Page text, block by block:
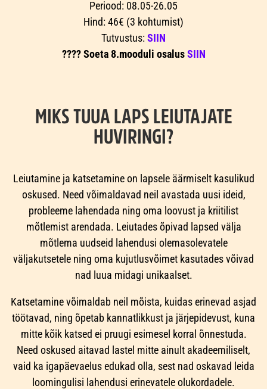
Periood: 08.05-26.05
Hind: 46€ (3 kohtumist)
Tutvustus:SIIN
???? Soeta 8.mooduli osalusSIIN
MIKS TUUA LAPS LEIUTAJATE
HUVIRINGI?
Leiutamine ja katsetamine on lapsele äärmiselt kasulikud
oskused. Need võimaldavad neil avastada uusi ideid,
probleeme lahendada ning oma loovust ja kriitilist
mõtlemist arendada. Leiutades õpivad lapsed välja
mõtlema uudseid lahendusi olemasolevatele
väljakutsetele ning oma kujutlusvõimet kasutades võivad
nad luua midagi unikaalset.
Katsetamine võimaldab neil mõista, kuidas erinevad asjad
töötavad, ning õpetab kannatlikkust ja järjepidevust, kuna
mitte kõik katsed ei pruugi esimesel korral õnnestuda.
Need oskused aitavad lastel mitte ainult akadeemiliselt,
vaid ka igapäevaelus edukad olla, sest nad oskavad leida
loomingulisi lahendusi erinevatele olukordadele.